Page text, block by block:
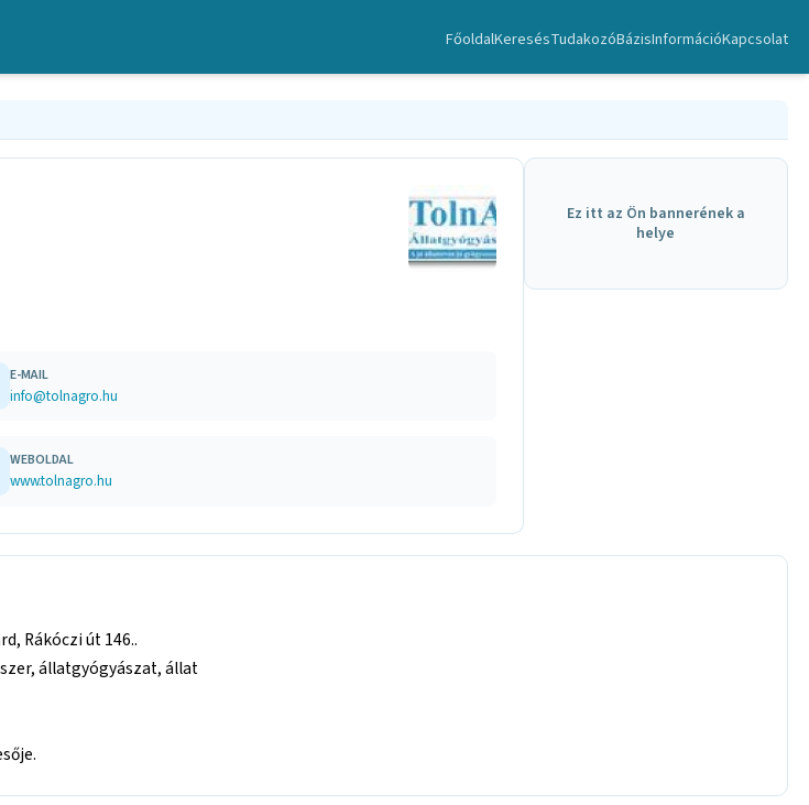
FőoldalKeresésTudakozóBázisInformációKapcsolat
E-MAIL
info@tolnagro.hu
WEBOLDAL
www.tolnagro.hu
Ez itt az Ön bannerének a
helye
Rákóczi út 146..
állatgyógyászat, állat